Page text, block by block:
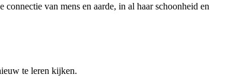
van mens en aarde, in al haar schoonheid en
te leren kijken.